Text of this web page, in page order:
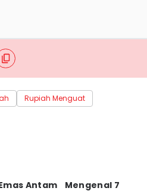
Rupiah Menguat
Antam Mengenal 7